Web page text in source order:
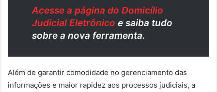
Acesse a página do Domicílio
Judicial Eletrônico e saiba tudo
sobre a nova ferramenta.
Além de garantir comodidade no gerenciamento das
informações e maior rapidez aos processos judiciais, a